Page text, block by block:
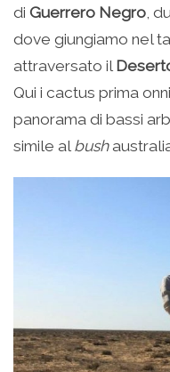
di Guerrero Negro ,
dove giungiamo nel
attraversato il
Qui i cactus prima
panorama di bassi
simile al bush